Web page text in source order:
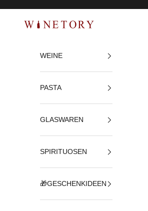
WINETORY
WEINE
PASTA
GLASWAREN
SPIRITUOSEN
🎁GESCHENKIDEEN